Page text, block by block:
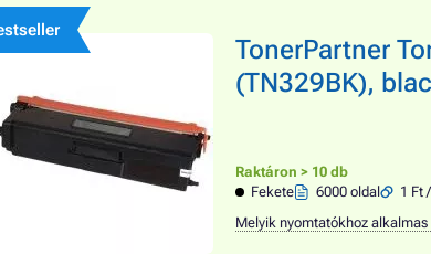
TonerPartner
(TN329BK),
Raktáron > 10 db
Fekete
6000 oldal 1 Ft
Melyik nyomtatókhoz alkalmas